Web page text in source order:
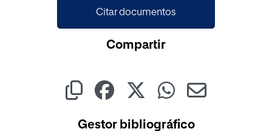
Citar documentos
Compartir
Gestor bibliográfico